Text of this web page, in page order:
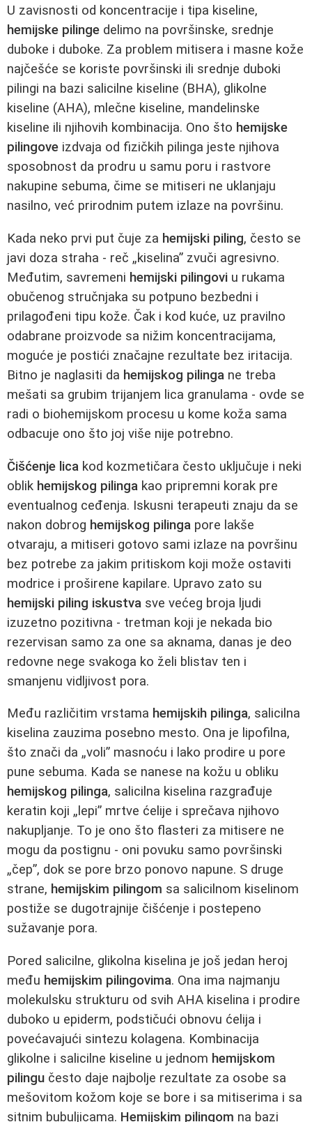
U zavisnosti od koncentracije i tipa kiseline,
hemijske pilinge delimo na površinske, srednje
duboke i duboke. Za problem mitisera i masne kože
najčešće se koriste površinski ili srednje duboki
pilingi na bazi salicilne kiseline (BHA), glikolne
kiseline (AHA), mlečne kiseline, mandelinske
kiseline ili njihovih kombinacija. Ono što hemijske
pilingove izdvaja od fizičkih pilinga jeste njihova
sposobnost da prodru u samu poru i rastvore
nakupine sebuma, čime se mitiseri ne uklanjaju
nasilno, već prirodnim putem izlaze na površinu.
Kada neko prvi put čuje za hemijski piling, često se
javi doza straha - reč „kiselina” zvuči agresivno.
Međutim, savremeni hemijski pilingovi u rukama
obučenog stručnjaka su potpuno bezbedni i
prilagođeni tipu kože. Čak i kod kuće, uz pravilno
odabrane proizvode sa nižim koncentracijama,
moguće je postići značajne rezultate bez iritacija.
Bitno je naglasiti da hemijskog pilinga ne treba
mešati sa grubim trijanjem lica granulama - ovde se
radi o biohemijskom procesu u kome koža sama
odbacuje ono što joj više nije potrebno.
Čišćenje lica kod kozmetičara često uključuje i neki
oblik hemijskog pilinga kao pripremni korak pre
eventualnog ceđenja. Iskusni terapeuti znaju da se
nakon dobrog hemijskog pilinga pore lakše
otvaraju, a mitiseri gotovo sami izlaze na površinu
bez potrebe za jakim pritiskom koji može ostaviti
modrice i proširene kapilare. Upravo zato su
hemijski piling iskustva sve većeg broja ljudi
izuzetno pozitivna - tretman koji je nekada bio
rezervisan samo za one sa aknama, danas je deo
redovne nege svakoga ko želi blistav ten i
smanjenu vidljivost pora.
Među različitim vrstama hemijskih pilinga, salicilna
kiselina zauzima posebno mesto. Ona je lipofilna,
što znači da „voli” masnoću i lako prodire u pore
pune sebuma. Kada se nanese na kožu u obliku
hemijskog pilinga, salicilna kiselina razgrađuje
keratin koji „lepi” mrtve ćelije i sprečava njihovo
nakupljanje. To je ono što flasteri za mitisere ne
mogu da postignu - oni povuku samo površinski
„čep”, dok se pore brzo ponovo napune. S druge
strane, hemijskim pilingom sa salicilnom kiselinom
postiže se dugotrajnije čišćenje i postepeno
sužavanje pora.
Pored salicilne, glikolna kiselina je još jedan heroj
među hemijskim pilingovima. Ona ima najmanju
molekulsku strukturu od svih AHA kiselina i prodire
duboko u epiderm, podstičući obnovu ćelija i
povećavajući sintezu kolagena. Kombinacija
glikolne i salicilne kiseline u jednom hemijskom
pilingu često daje najbolje rezultate za osobe sa
mešovitom kožom koje se bore i sa mitiserima i sa
sitnim bubuljicama. Hemijskim pilingom na bazi